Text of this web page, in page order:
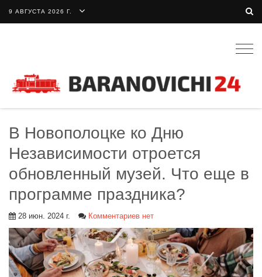
9 АВГУСТА 2026 Г.
В Новополоцке ко Дню
Независимости отроется
обновленный музей. Что еще в
программе праздника?
28 июн. 2024 г. Комментариев нет